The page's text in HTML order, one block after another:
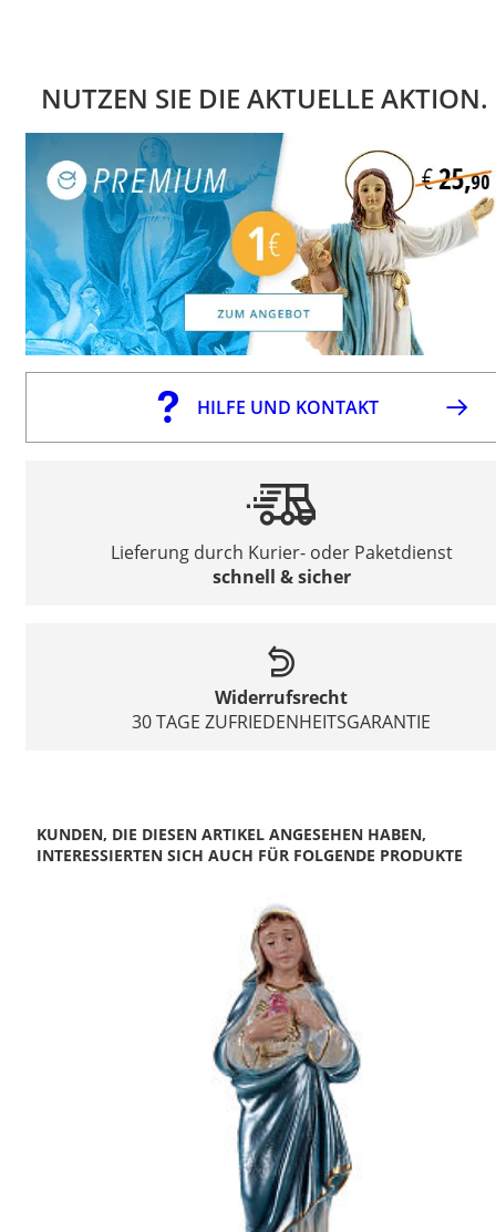
NUTZEN SIE DIE AKTUELLE AKTION.
HILFE UND KONTAKT
Lieferung durch Kurier- oder Paketdienst
schnell & sicher
Widerrufsrecht
30 TAGE ZUFRIEDENHEITSGARANTIE
KUNDEN, DIE DIESEN ARTIKEL ANGESEHEN HABEN,
INTERESSIERTEN SICH AUCH FÜR FOLGENDE PRODUKTE